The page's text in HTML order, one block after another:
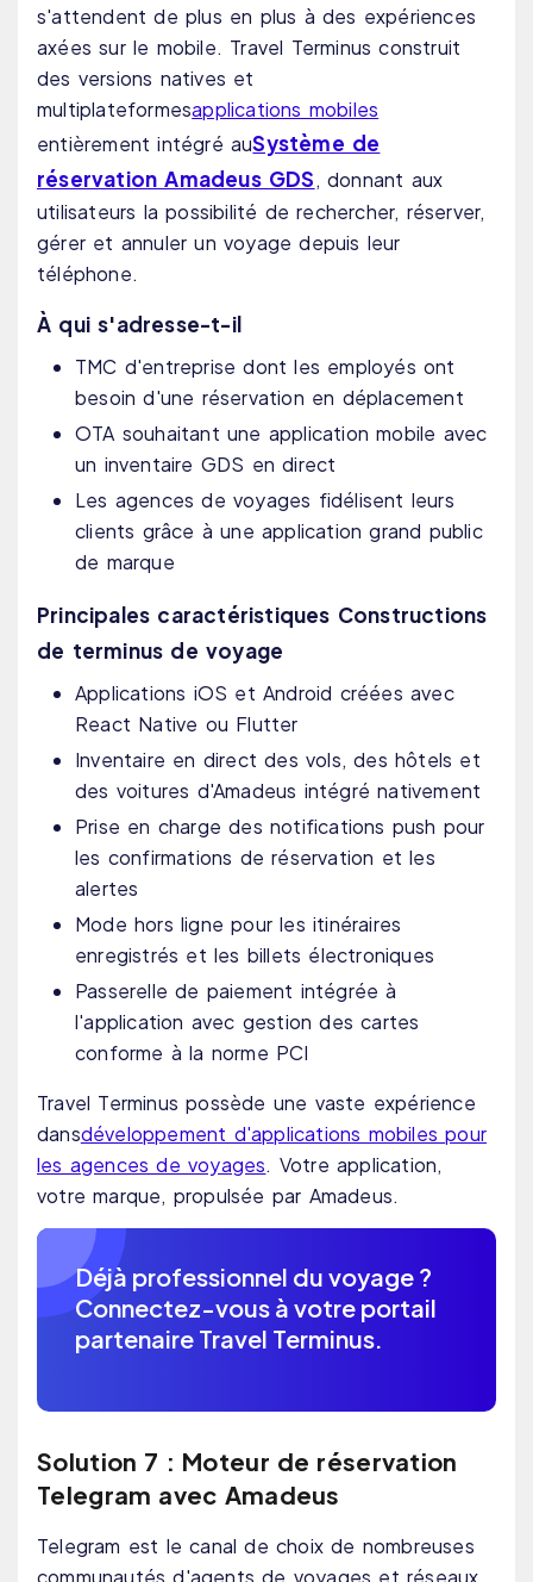
s'attendent de plus en plus à des expériences
axées sur le mobile. Travel Terminus construit
des versions natives et
multiplateformesapplications mobiles
entièrement intégré auSystème de
réservation Amadeus GDS, donnant aux
utilisateurs la possibilité de rechercher, réserver,
gérer et annuler un voyage depuis leur
téléphone.
À qui s'adresse-t-il
TMC d'entreprise dont les employés ont
besoin d'une réservation en déplacement
OTA souhaitant une application mobile avec
un inventaire GDS en direct
Les agences de voyages fidélisent leurs
clients grâce à une application grand public
de marque
Principales caractéristiques Constructions
de terminus de voyage
Applications iOS et Android créées avec
React Native ou Flutter
Inventaire en direct des vols, des hôtels et
des voitures d'Amadeus intégré nativement
Prise en charge des notifications push pour
les confirmations de réservation et les
alertes
Mode hors ligne pour les itinéraires
enregistrés et les billets électroniques
Passerelle de paiement intégrée à
l'application avec gestion des cartes
conforme à la norme PCI
Travel Terminus possède une vaste expérience
dansdéveloppement d'applications mobiles pour
les agences de voyages. Votre application,
votre marque, propulsée par Amadeus.
Déjà professionnel du voyage ?
Connectez-vous à votre portail
partenaire Travel Terminus.
Solution 7 : Moteur de réservation
Telegram avec Amadeus
Telegram est le canal de choix de nombreuses
communautés d'agents de voyages et réseaux